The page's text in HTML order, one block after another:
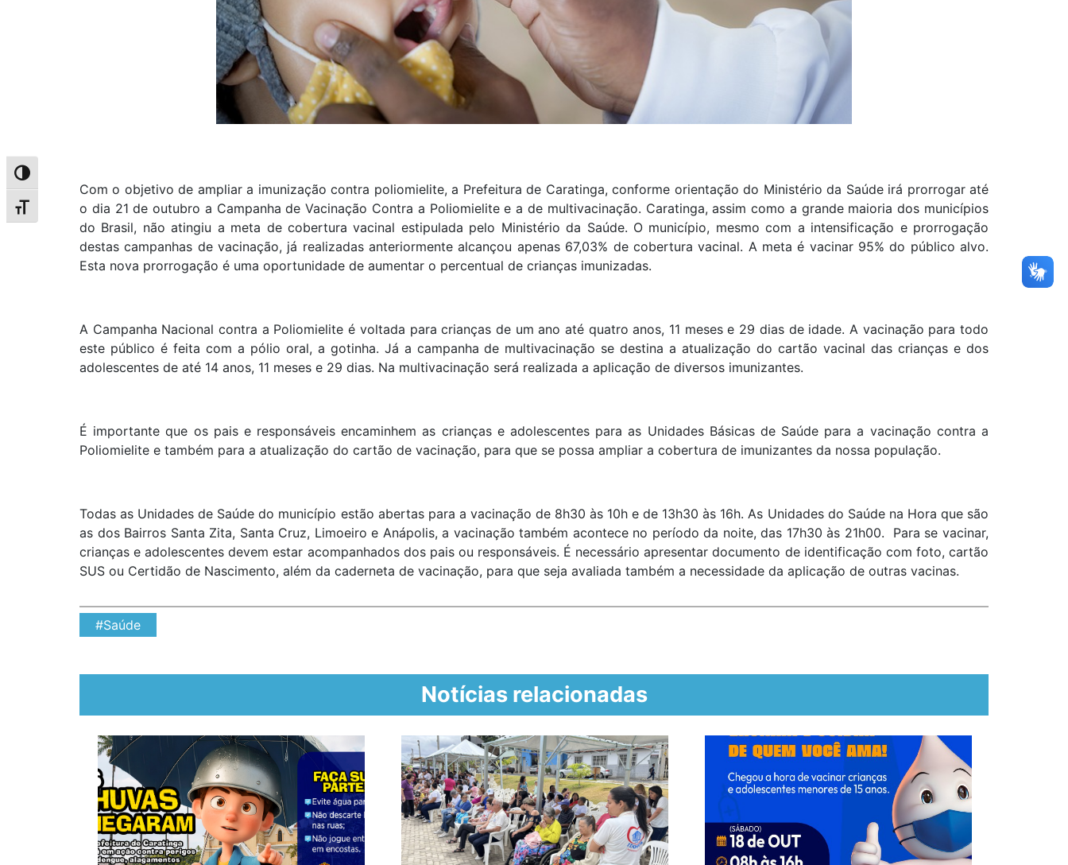
Alternar alto contraste
Alternar tamanho da fonte
Com o objetivo de ampliar a imunização contra poliomielite, a Prefeitura de Caratinga, conforme orientação do Ministério da Saúde irá prorrogar até
o dia 21 de outubro a Campanha de Vacinação Contra a Poliomielite e a de multivacinação. Caratinga, assim como a grande maioria dos municípios
do Brasil, não atingiu a meta de cobertura vacinal estipulada pelo Ministério da Saúde. O município, mesmo com a intensificação e prorrogação
destas campanhas de vacinação, já realizadas anteriormente alcançou apenas 67,03% de cobertura vacinal. A meta é vacinar 95% do público alvo.
Esta nova prorrogação é uma oportunidade de aumentar o percentual de crianças imunizadas.
A Campanha Nacional contra a Poliomielite é voltada para crianças de um ano até quatro anos, 11 meses e 29 dias de idade. A vacinação para todo
este público é feita com a pólio oral, a gotinha. Já a campanha de multivacinação se destina a atualização do cartão vacinal das crianças e dos
adolescentes de até 14 anos, 11 meses e 29 dias. Na multivacinação será realizada a aplicação de diversos imunizantes.
É importante que os pais e responsáveis encaminhem as crianças e adolescentes para as Unidades Básicas de Saúde para a vacinação contra a
Poliomielite e também para a atualização do cartão de vacinação, para que se possa ampliar a cobertura de imunizantes da nossa população.
Todas as Unidades de Saúde do município estão abertas para a vacinação de 8h30 às 10h e de 13h30 às 16h. As Unidades do Saúde na Hora que são
as dos Bairros Santa Zita, Santa Cruz, Limoeiro e Anápolis, a vacinação também acontece no período da noite, das 17h30 às 21h00. Para se vacinar,
crianças e adolescentes devem estar acompanhados dos pais ou responsáveis. É necessário apresentar documento de identificação com foto, cartão
SUS ou Certidão de Nascimento, além da caderneta de vacinação, para que seja avaliada também a necessidade da aplicação de outras vacinas.
#Saúde
Notícias relacionadas